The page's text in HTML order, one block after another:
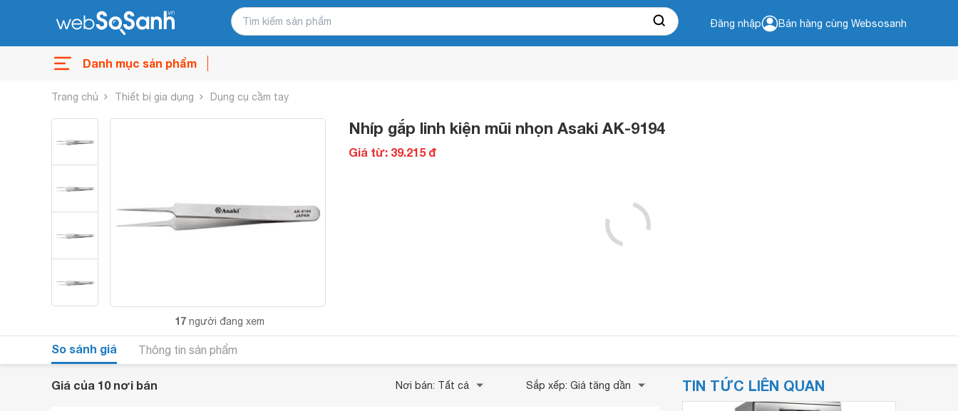
Đăng nhập Bán hàng cùng Websosanh
Danh mục sản phẩm
Trang chủ Thiết bị gia dụng Dụng cụ cầm tay
17 người đang xem
Nhíp gắp linh kiện mũi nhọn Asaki AK-9194
Giá từ: 39.215 đ
So sánh giá Thông tin sản phẩm
Giá của 10 nơi bán Nơi bán: Tất cả Sắp xếp: Giá tăng dần TIN TỨC LIÊN QUAN